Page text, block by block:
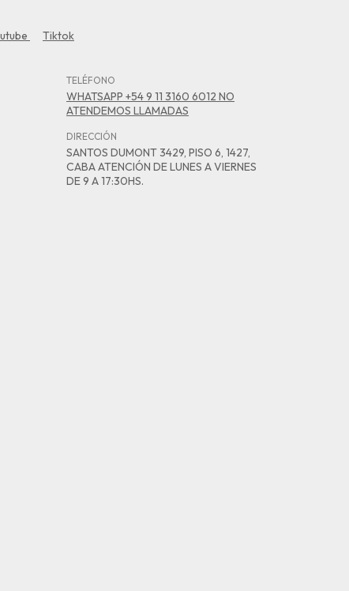
Tiktok
TELÉFONO
WHATSAPP +54 9 11 3160 6012 NO
ATENDEMOS LLAMADAS
DIRECCIÓN
SANTOS DUMONT 3429, PISO 6, 1427,
CABA ATENCIÓN DE LUNES A VIERNES
DE 9 A 17:30HS.